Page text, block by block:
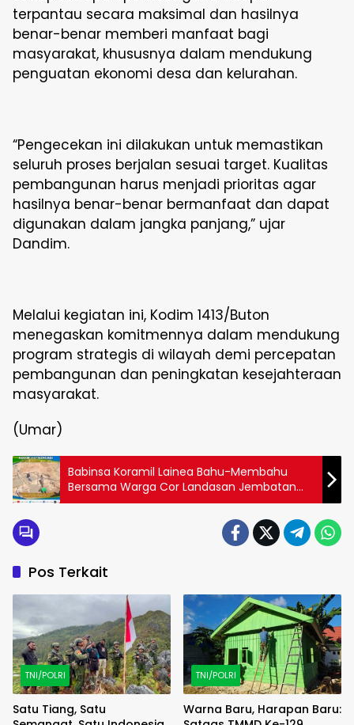
terpantau secara maksimal dan hasilnya
benar-benar memberi manfaat bagi
masyarakat, khususnya dalam mendukung
penguatan ekonomi desa dan kelurahan.
“Pengecekan ini dilakukan untuk memastikan
seluruh proses berjalan sesuai target. Kualitas
pembangunan harus menjadi prioritas agar
hasilnya benar-benar bermanfaat dan dapat
digunakan dalam jangka panjang,” ujar
Dandim.
Melalui kegiatan ini, Kodim 1413/Buton
menegaskan komitmennya dalam mendukung
program strategis di wilayah demi percepatan
pembangunan dan peningkatan kesejahteraan
masyarakat.
(Umar)
Babinsa Koramil Lainea Bahu-Membahu
Bersama Warga Cor Landasan Jembatan
Desa Lamapau
Pos Terkait
TNI/POLRI
Satu Tiang, Satu
TNI/POLRI
Warna Baru, Harapan Baru: